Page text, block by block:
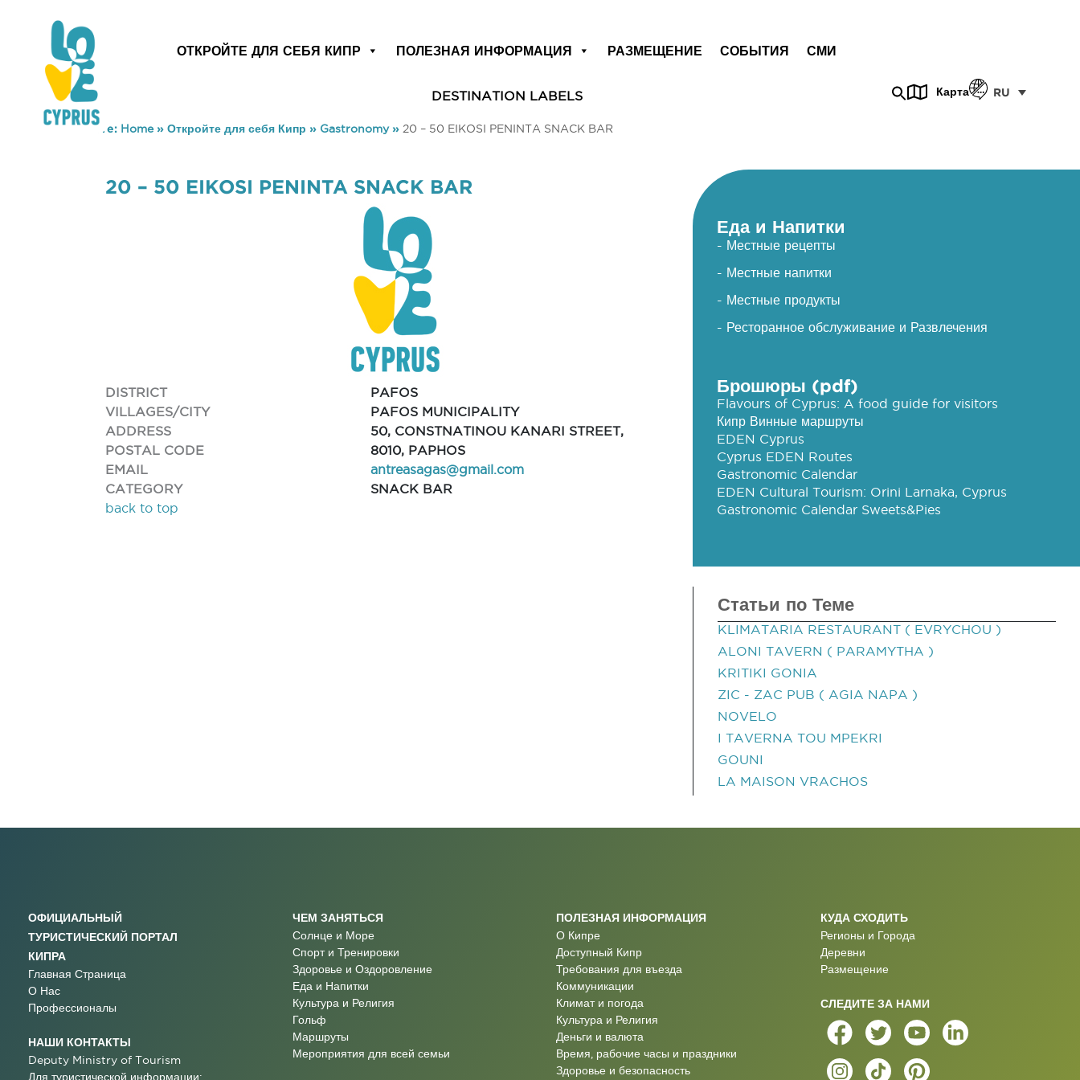
ОТКРОЙТЕ ДЛЯ СЕБЯ КИПР ПОЛЕЗНАЯ ИНФОРМАЦИЯ РАЗМЕЩЕНИЕ СОБЫТИЯ СМИ
DESTINATION LABELS Карта RU
You are here: Home» Откройте для себя Кипр » Gastronomy» 20 – 50 EIKOSI PENINTA SNACK BAR
20 – 50 EIKOSI PENINTA SNACK BAR
DISTRICT
PAFOS
VILLAGES/CITY
PAFOS MUNICIPALITY
ADDRESS
50, CONSTNATINOU KANARI STREET,
POSTAL CODE
8010, PAPHOS
EMAIL
antreasagas@gmail.com
CATEGORY
SNACK BAR
back to top
Еда и Напитки
- Местные рецепты
- Местные напитки
- Местные продукты
- Ресторанное обслуживание и Развлечения
Брошюры (pdf)
Flavours of Cyprus: A food guide for visitors
Кипр Винные маршруты
EDEN Cyprus
Cyprus EDEN Routes
Gastronomic Calendar
EDEN Cultural Tourism: Orini Larnaka, Cyprus
Gastronomic Calendar Sweets&Pies
Статьи по Теме
KLIMATARIA RESTAURANT ( EVRYCHOU )
ALONI TAVERN ( PARAMYTHA )
KRITIKI GONIA
ZIC - ZAC PUB ( AGIA NAPA )
NOVELO
I TAVERNA TOU MPEKRI
GOUNI
LA MAISON VRACHOS
ОФИЦИАЛЬНЫЙ
ТУРИСТИЧЕСКИЙ ПОРТАЛ
КИПРА
Главная Страница
О Нас
Профессионалы
НАШИ КОНТАКТЫ
Deputy Ministry of Tourism
Для туристической информации:
ЧЕМ ЗАНЯТЬСЯ
Солнце и Море
Спорт и Тренировки
Здоровье и Оздоровление
Еда и Напитки
Культура и Религия
Гольф
Маршруты
Мероприятия для всей семьи
ПОЛЕЗНАЯ ИНФОРМАЦИЯ
О Кипре
Доступный Кипр
Требования для въезда
Коммуникации
Климат и погода
Культура и Религия
Деньги и валюта
Время, рабочие часы и праздники
Здоровье и безопасность
КУДА СХОДИТЬ
Регионы и Города
Деревни
Размещение
СЛЕДИТЕ ЗА НАМИ